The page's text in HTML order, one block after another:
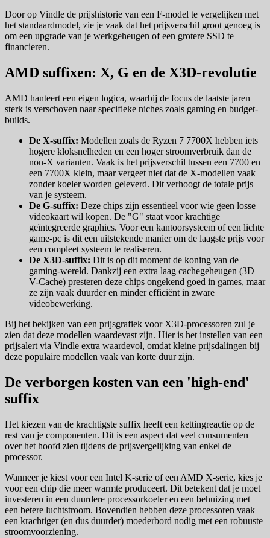
Door op Vindle de prijshistorie van een F-model te vergelijken met
het standaardmodel, zie je vaak dat het prijsverschil groot genoeg is
om een upgrade van je werkgeheugen of een grotere SSD te
financieren.
AMD suffixen: X, G en de X3D-revolutie
AMD hanteert een eigen logica, waarbij de focus de laatste jaren
sterk is verschoven naar specifieke niches zoals gaming en budget-
builds.
De X-suffix: Modellen zoals de Ryzen 7 7700X hebben iets
hogere kloksnelheden en een hoger stroomverbruik dan de
non-X varianten. Vaak is het prijsverschil tussen een 7700 en
een 7700X klein, maar vergeet niet dat de X-modellen vaak
zonder koeler worden geleverd. Dit verhoogt de totale prijs
van je systeem.
De G-suffix: Deze chips zijn essentieel voor wie geen losse
videokaart wil kopen. De "G" staat voor krachtige
geïntegreerde graphics. Voor een kantoorsysteem of een lichte
game-pc is dit een uitstekende manier om de laagste prijs voor
een compleet systeem te realiseren.
De X3D-suffix: Dit is op dit moment de koning van de
gaming-wereld. Dankzij een extra laag cachegeheugen (3D
V-Cache) presteren deze chips ongekend goed in games, maar
ze zijn vaak duurder en minder efficiënt in zware
videobewerking.
Bij het bekijken van een prijsgrafiek voor X3D-processoren zul je
zien dat deze modellen waardevast zijn. Hier is het instellen van een
prijsalert via Vindle extra waardevol, omdat kleine prijsdalingen bij
deze populaire modellen vaak van korte duur zijn.
De verborgen kosten van een 'high-end'
suffix
Het kiezen van de krachtigste suffix heeft een kettingreactie op de
rest van je componenten. Dit is een aspect dat veel consumenten
over het hoofd zien tijdens de prijsvergelijking van enkel de
processor.
Wanneer je kiest voor een Intel K-serie of een AMD X-serie, kies je
voor een chip die meer warmte produceert. Dit betekent dat je moet
investeren in een duurdere processorkoeler en een behuizing met
een betere luchtstroom. Bovendien hebben deze processoren vaak
een krachtiger (en dus duurder) moederbord nodig met een robuuste
stroomvoorziening.